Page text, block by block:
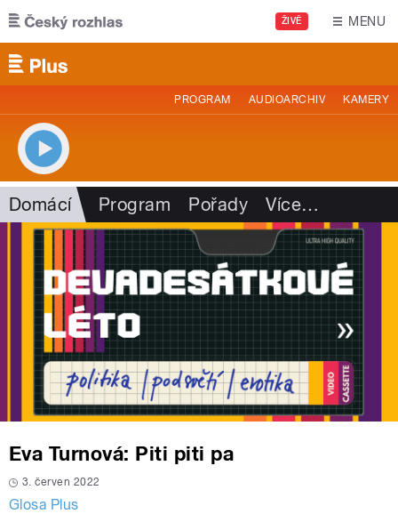
Přejít k hlavnímu obsahu
ŽIVĚ MENU
PROGRAM AUDIOARCHIV KAMERY
Domácí Program Pořady Více…
Eva Turnová: Piti piti pa
3. červen 2022
Glosa Plus